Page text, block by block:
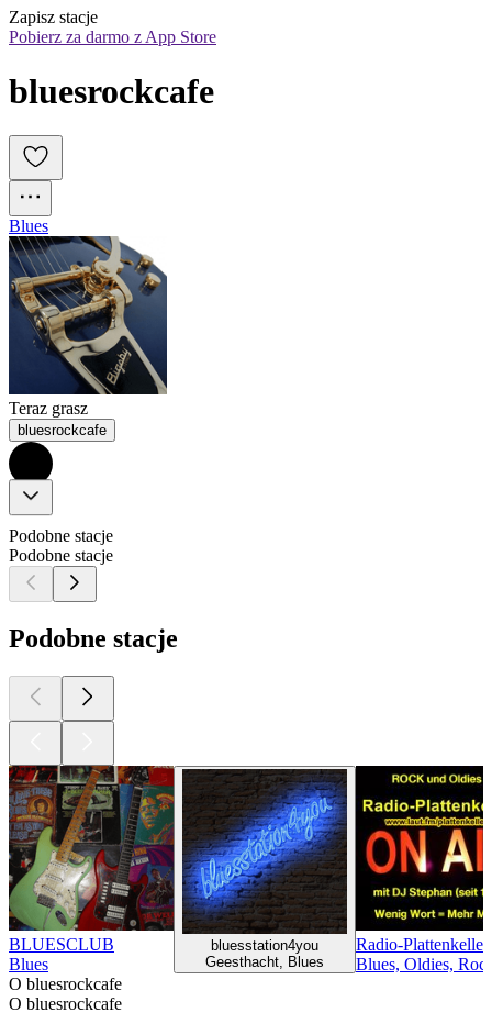
Zapisz stacje
Pobierz za darmo z App Store
bluesrockcafe
Blues
Teraz grasz
bluesrockcafe
Podobne stacje
Podobne stacje
Podobne stacje
BLUESCLUB
Blues
bluesstation4you
Geesthacht, Blues
Radio-Plattenkeller
Blues, Oldies,
O bluesrockcafe
O bluesrockcafe